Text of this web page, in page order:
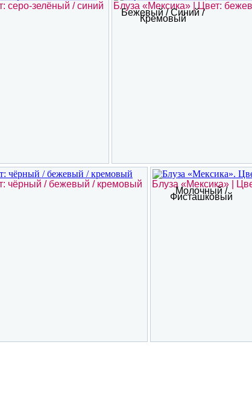
серо-зелёный / синий Блуза «Мексика» | Цвет:
Бежевый / Синий /
Кремовый
чёрный / бежевый / кремовый Блуза «Мексика» |
Молочный /
Фисташковый